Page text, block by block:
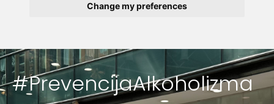
Change my preferences
#PrevencijaAlkoholizma